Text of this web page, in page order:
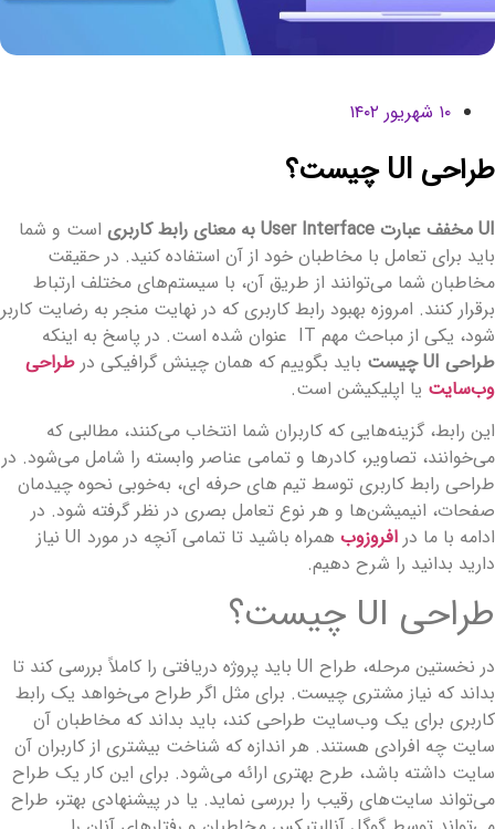
۱۰ شهریور ۱۴۰۲
طراحی UI چیست؟
UI مخفف عبارت User Interface به معنای رابط کاربری
است و شما
باید برای تعامل با مخاطبان خود از آن استفاده کنید. در حقیقت
مخاطبان شما می‌توانند از طریق آن، با سیستم‌های مختلف ارتباط
برقرار کنند. امروزه بهبود رابط کاربری که در نهایت منجر به رضایت کاربر
‌شود، یکی از مباحث مهم IT عنوان شده است. در پاسخ به اینکه
طراحی UI چیست
باید بگوییم که همان چینش گرافیکی در طراحی
وب‌سایت یا اپلیکیشن است.
این رابط، گزینه‌هایی که کاربران شما انتخاب می‌کنند، مطالبی که
می‌خوانند، تصاویر، کادرها و تمامی عناصر وابسته را شامل می‌شود. در
طراحی رابط کاربری توسط تیم های حرفه ای، به‌خوبی نحوه چیدمان
صفحات، انیمیشن‌ها و هر نوع تعامل بصری در نظر گرفته شود. در
ادامه با ما در افروزوب
همراه باشید تا تمامی آنچه در مورد UI نیاز
دارید بدانید را شرح دهیم.
طراحی UI چیست؟
در نخستین مرحله، طراح UI باید پروژه دریافتی را کاملاً بررسی کند تا
بداند که نیاز مشتری چیست. برای مثل اگر طراح می‌خواهد یک رابط
کاربری برای یک وب‌سایت طراحی کند، باید بداند که مخاطبان آن
سایت چه افرادی هستند. هر اندازه که شناخت بیشتری از کاربران آن
سایت داشته باشد، طرح بهتری ارائه می‌شود. برای این کار یک طراح
می‌تواند سایت‌های رقیب را بررسی نماید. یا در پیشنهادی بهتر، طراح